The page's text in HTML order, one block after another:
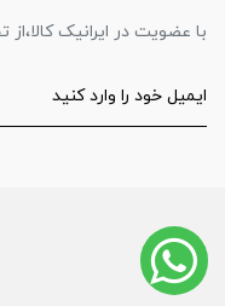
با عضویت در ایرانیک